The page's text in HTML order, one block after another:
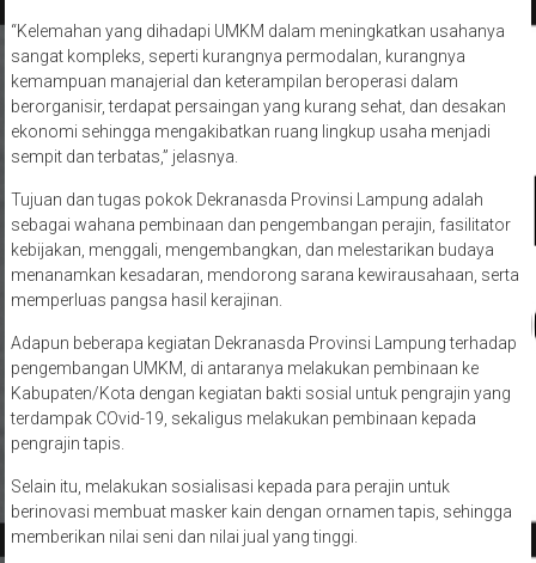
“Kelemahan yang dihadapi UMKM dalam meningkatkan usahanya
sangat kompleks, seperti kurangnya permodalan, kurangnya
kemampuan manajerial dan keterampilan beroperasi dalam
berorganisir, terdapat persaingan yang kurang sehat, dan desakan
ekonomi sehingga mengakibatkan ruang lingkup usaha menjadi
sempit dan terbatas,” jelasnya.
Tujuan dan tugas pokok Dekranasda Provinsi Lampung adalah
sebagai wahana pembinaan dan pengembangan perajin, fasilitator
kebijakan, menggali, mengembangkan, dan melestarikan budaya
menanamkan kesadaran, mendorong sarana kewirausahaan, serta
memperluas pangsa hasil kerajinan.
Adapun beberapa kegiatan Dekranasda Provinsi Lampung terhadap
pengembangan UMKM, di antaranya melakukan pembinaan ke
Kabupaten/Kota dengan kegiatan bakti sosial untuk pengrajin yang
terdampak COvid-19, sekaligus melakukan pembinaan kepada
pengrajin tapis.
Selain itu, melakukan sosialisasi kepada para perajin untuk
berinovasi membuat masker kain dengan ornamen tapis, sehingga
memberikan nilai seni dan nilai jual yang tinggi.